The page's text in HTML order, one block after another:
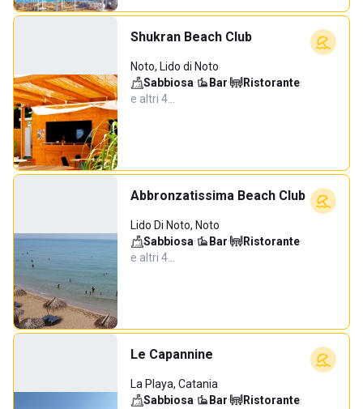
Shukran Beach Club
Noto, Lido di Noto
Sabbiosa· Bar· Ristorante·
e altri 4…
Abbronzatissima Beach Club
Lido Di Noto, Noto
Sabbiosa· Bar· Ristorante·
e altri 4…
Le Capannine
La Playa, Catania
Sabbiosa· Bar· Ristorante·